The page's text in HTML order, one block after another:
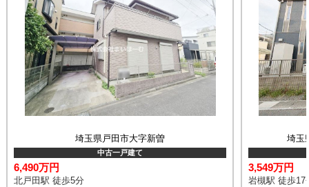
埼玉県戸田市大字新曽
中古一戸建て
6,490万円
北戸田駅 徒歩5分
埼玉
3,549万円
岩槻駅 徒歩17